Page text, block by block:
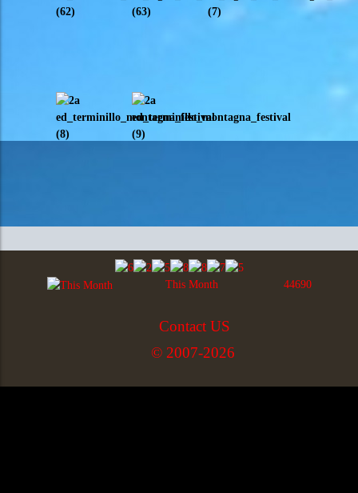
This Month 44690
Contact US
© 2007-2026